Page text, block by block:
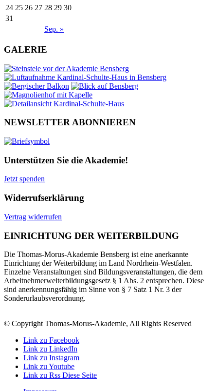
Sep. »
24 25 26 27 28 29 30
31
GALERIE
NEWSLETTER ABONNIEREN
Unterstützen Sie die Akademie!
Jetzt spenden
Widerrufserklärung
Vertrag widerrufen
EINRICHTUNG DER WEITERBILDUNG
Die Thomas-Morus-Akademie Bensberg ist eine anerkannte
Einrichtung der Weiterbildung im Land Nordrhein-Westfalen.
Einzelne Veranstaltungen sind Bildungsveranstaltungen, die dem
Arbeitnehmerweiterbildungsgesetz § 1 Abs. 2 entsprechen. Diese
sind anerkennungsfähig im Sinne von § 7 Satz 1 Nr. 3 der
Sonderurlaubsverordnung.
© Copyright Thomas-Morus-Akademie, All Rights Reserved
Link zu Facebook
Link zu LinkedIn
Link zu Instagram
Link zu Youtube
Link zu Rss Diese Seite